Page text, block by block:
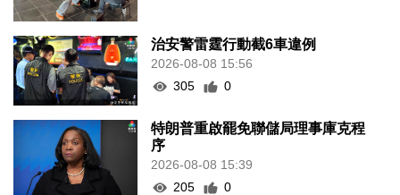
治安警雷霆行動截6車違例
2026-08-08 15:56
305
0
特朗普重啟罷免聯儲局理事庫克程
序
2026-08-08 15:39
205
0